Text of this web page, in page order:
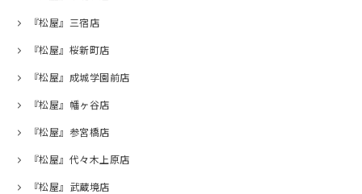
『松屋』三宿店
『松屋』桜新町店
『松屋』成城学園前店
『松屋』幡ヶ谷店
『松屋』参宮橋店
『松屋』代々木上原店
『松屋』武蔵境店